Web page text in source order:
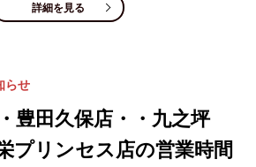
詳細を見る
らせ
豊田久保店・・九之坪
プリンセス店の営業時間